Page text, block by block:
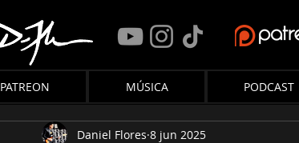
PATREON MÚSICA PODCAST
Daniel Flores 8 jun 2025